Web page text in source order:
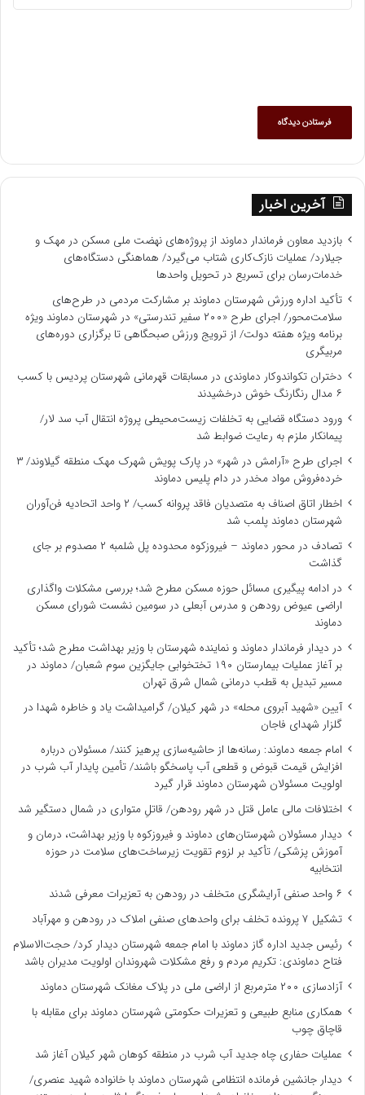
آخرین اخبار
بازدید معاون فرماندار دماوند از پروژه‌های نهضت ملی مسکن در مهک و
جیلارد/ عملیات نازک‌کاری شتاب می‌گیرد/ هماهنگی دستگاه‌های
خدمات‌رسان برای تسریع در تحویل واحدها
تأکید اداره ورزش شهرستان دماوند بر مشارکت مردمی در طرح‌های
سلامت‌محور/ اجرای طرح «۲۰۰ سفیر تندرستی» در شهرستان دماوند ویژه
برنامه‌ ویژه هفته دولت/ از ترویج ورزش صبحگاهی تا برگزاری دوره‌های
مربیگری
دختران تکواندوکار دماوندی در مسابقات قهرمانی شهرستان پردیس با کسب
۶ مدال رنگارنگ خوش درخشیدند
ورود دستگاه قضایی به تخلفات زیست‌محیطی پروژه انتقال آب سد لار/
پیمانکار ملزم به رعایت ضوابط شد
اجرای طرح «آرامش در شهر» در پارک پویش شهرک مهک منطقه گیلاوند/ ۳
خرده‌فروش مواد مخدر در دام پلیس دماوند
اخطار اتاق اصناف به متصدیان فاقد پروانه کسب/ ۲ واحد اتحادیه فن‌آوران
شهرستان دماوند پلمب شد
تصادف در محور دماوند – فیروزکوه محدوده پل شلمبه ۲ مصدوم بر جای
گذاشت
در ادامه پیگیری مسائل حوزه مسکن مطرح شد؛ بررسی مشکلات واگذاری
اراضی عیوض رودهن و مدرس آبعلی در سومین نشست شورای مسکن
دماوند
در دیدار فرماندار دماوند و نماینده شهرستان با وزیر بهداشت مطرح شد؛ تأکید
بر آغاز عملیات بیمارستان ۱۹۰ تختخوابی جایگزین سوم شعبان/ دماوند در
مسیر تبدیل به قطب درمانی شمال شرق تهران
آیین «شهید آبروی محله» در شهر کیلان/ گرامیداشت یاد و خاطره شهدا در
گلزار شهدای فاجان
امام جمعه دماوند: رسانه‌ها از حاشیه‌سازی پرهیز کنند/ مسئولان درباره
افزایش قیمت قبوض و قطعی آب پاسخگو باشند/ تأمین پایدار آب شرب در
اولویت مسئولان شهرستان دماوند قرار گیرد
اختلافات مالی عامل قتل در شهر رودهن/ قاتلِ متواری در شمال دستگیر شد
دیدار مسئولان شهرستان‌های دماوند و فیروزکوه با وزیر بهداشت، درمان و
آموزش پزشکی/ تأکید بر لزوم تقویت زیرساخت‌های سلامت در حوزه
انتخابیه
۶ واحد صنفی آرایشگری متخلف در رودهن به تعزیرات معرفی شدند
تشکیل ۷ پرونده تخلف برای واحدهای صنفی املاک در رودهن و مهرآباد
رئیس جدید اداره گاز دماوند با امام جمعه شهرستان دیدار کرد/ حجت‌الاسلام
فتاح دماوندی: تکریم مردم و رفع مشکلات شهروندان اولویت مدیران باشد
آزادسازی ۲۰۰ مترمربع از اراضی ملی در پلاک مغانک شهرستان دماوند
همکاری منابع طبیعی و تعزیرات حکومتی شهرستان دماوند برای مقابله با
قاچاق چوب
عملیات حفاری چاه جدید آب شرب در منطقه کوهان شهر کیلان آغاز شد
دیدار جانشین فرمانده انتظامی شهرستان دماوند با خانواده شهید عنصری/